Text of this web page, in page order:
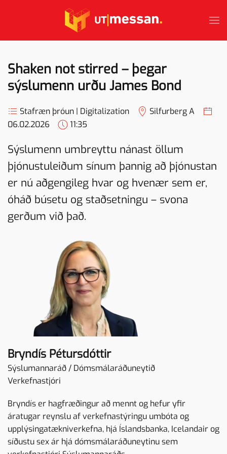
Skip to main content
Shaken not stirred – þegar
sýslumenn urðu James Bond
Stafræn þróun | Digitalization
Silfurberg A
06.02.2026
11:35
Sýslumenn umbreyttu nánast öllum
þjónustuleiðum sínum þannig að þjónustan
er nú aðgengileg hvar og hvenær sem er,
óháð búsetu og staðsetningu – svona
gerðum við það.
Bryndís Pétursdóttir
Sýslumannaráð / Dómsmálaráðuneytið
Verkefnastjóri
Bryndís er hagfræðingur að mennt og hefur yfir
áratugar reynslu af verkefnastýringu umbóta og
upplýsingatækniverkefna, hjá Íslandsbanka, Icelandair og
síðustu sex ár hjá dómsmálaráðuneytinu sem